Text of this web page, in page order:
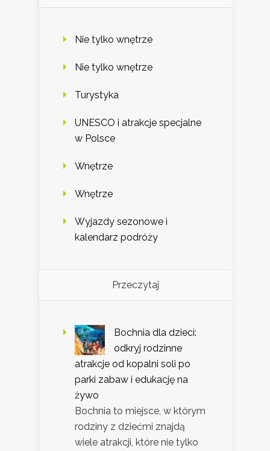
Nie tylko wnętrze
Nie tylko wnętrze
Turystyka
UNESCO i atrakcje specjalne
w Polsce
Wnętrze
Wnętrze
Wyjazdy sezonowe i
kalendarz podróży
Przeczytaj
Bochnia dla dzieci:
odkryj rodzinne
atrakcje od kopalni soli po
parki zabaw i edukację na
żywo
Bochnia to miejsce, w którym
rodziny z dziećmi znajdą
wiele atrakcji, które nie tylko